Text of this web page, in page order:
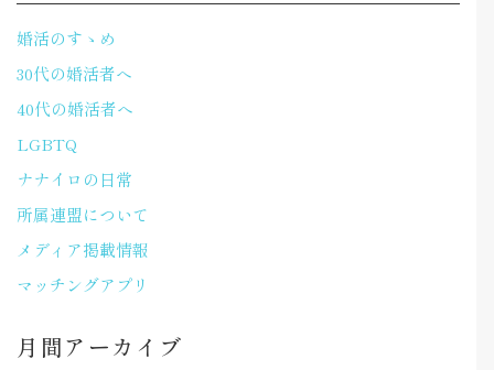
婚活のすゝめ
30代の婚活者へ
40代の婚活者へ
LGBTQ
ナナイロの日常
所属連盟について
メディア掲載情報
マッチングアプリ
月間アーカイブ